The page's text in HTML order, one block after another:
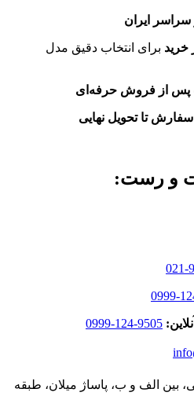
ایران
برای انتخاب دقیق مدل
پس از فروش حرفه‌ای
تا تحویل نهایی
و رست:
9505-124-0999
بین الف و ب، پاساژ میلان، طبقه